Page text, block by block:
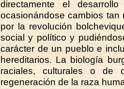
directamente el
ocasionándose cambios
por la revolución
social y político y
carácter de un pueblo e
hereditarios. La biología
raciales, culturales o de
regeneración de la raza